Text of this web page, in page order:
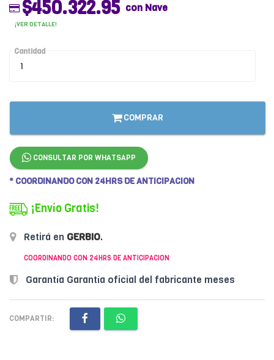
$450.322.95 con Nave
¡VER DETALLE!
Cantidad
COMPRAR
CONSULTAR POR WHATSAPP
* COORDINANDO CON 24HRS DE ANTICIPACION
¡Envío Gratis!
Retirá en GERBIO.
COORDINANDO CON 24HRS DE ANTICIPACION
Garantía Garantía oficial del fabricante meses
COMPARTIR: